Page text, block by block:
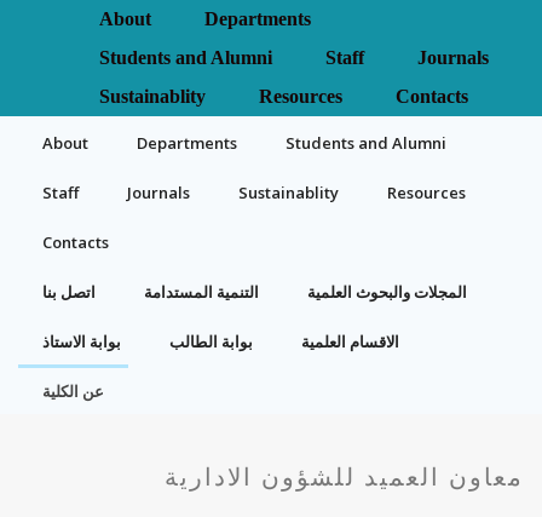
About
Departments
Students and Alumni
Staff
Journals
Sustainablity
Resources Contacts
About Departments Students and Alumni
Staff Journals Sustainablity Resources
Contacts
اتصل بنا التنمية المستدامة المجلات والبحوث العلمية
بوابة الاستاذ بوابة الطالب الاقسام العلمية
عن الكلية
معاون العميد للشؤون الادارية